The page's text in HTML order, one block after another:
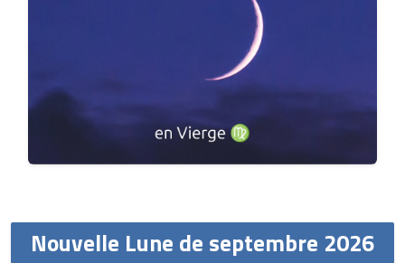
Nouvelle Lune de septembre 2026